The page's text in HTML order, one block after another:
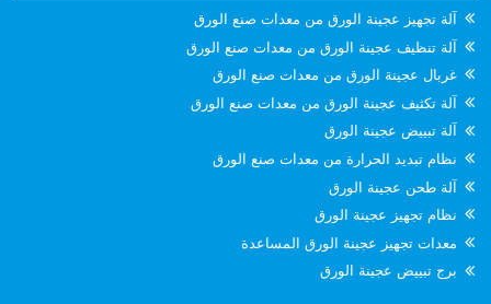
آلة تجهيز عجينة الورق من معدات صنع الورق
آلة تنظيف عجينة الورق من معدات صنع الورق
غربال عجينة الورق من معدات صنع الورق
آلة تكثيف عجينة الورق من معدات صنع الورق
آلة تبييض عجينة الورق
نظام تبديد الحرارة من معدات صنع الورق
آلة طحن عجينة الورق
نظام تجهيز عجينة الورق
معدات تجهيز عجينة الورق المساعدة
برج تبييض عجينة الورق